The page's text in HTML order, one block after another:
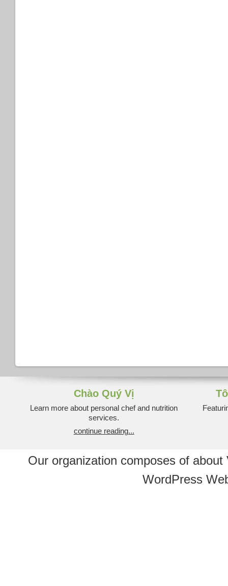
Chào Quý Vị
Learn more about personal chef and nutrition
services.
continue reading...
Our organization composes of
WordPress